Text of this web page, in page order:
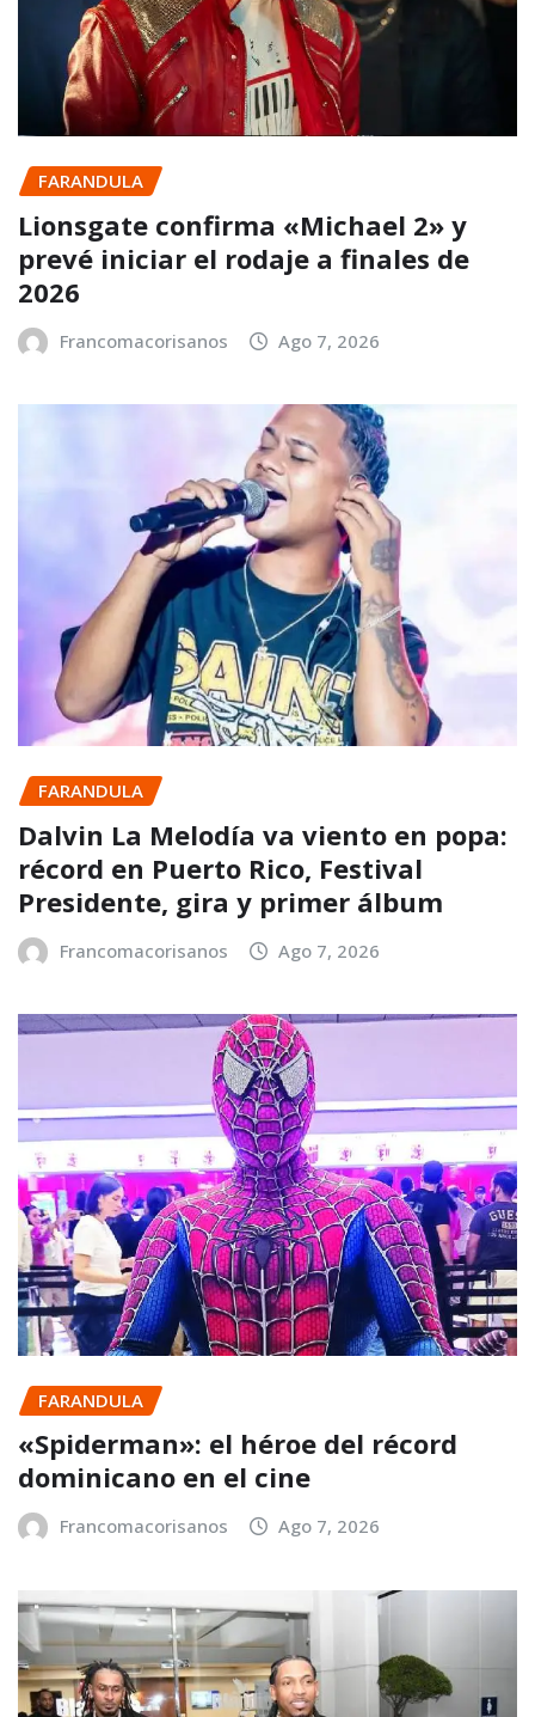
FARANDULA
Lionsgate confirma «Michael 2» y
prevé iniciar el rodaje a finales de
2026
Francomacorisanos Ago 7, 2026
FARANDULA
Dalvin La Melodía va viento en popa:
récord en Puerto Rico, Festival
Presidente, gira y primer álbum
Francomacorisanos Ago 7, 2026
FARANDULA
«Spiderman»: el héroe del récord
dominicano en el cine
Francomacorisanos Ago 7, 2026